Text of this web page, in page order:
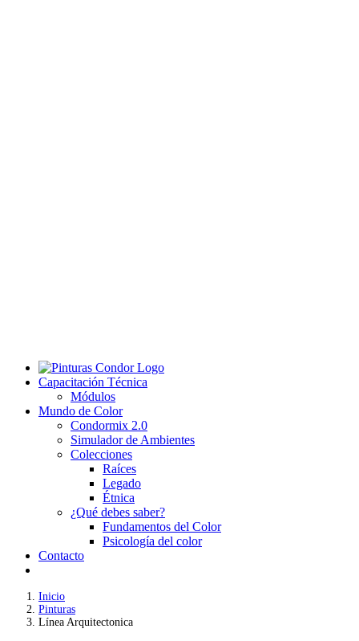
Capacitación Técnica
Módulos
Mundo de Color
Condormix 2.0
Simulador de Ambientes
Colecciones
Raíces
Legado
Étnica
¿Qué debes saber?
Fundamentos del Color
Psicología del color
Contacto
Inicio
Pinturas
Línea Arquitectonica